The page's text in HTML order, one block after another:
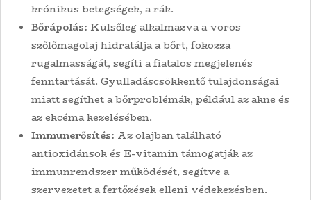
krónikus betegségek, a rák.
Bőrápolás: Külsőleg alkalmazva a vörös
szőlőmagolaj hidratálja a bőrt, fokozza
rugalmasságát, segíti a fiatalos megjelenés
fenntartását. Gyulladáscsökkentő tulajdonságai
miatt segíthet a bőrproblémák, például az akne és
az ekcéma kezelésében.
Immunerősítés: Az olajban található
antioxidánsok és E-vitamin támogatják az
immunrendszer működését, segítve a
szervezetet a fertőzések elleni védekezésben.